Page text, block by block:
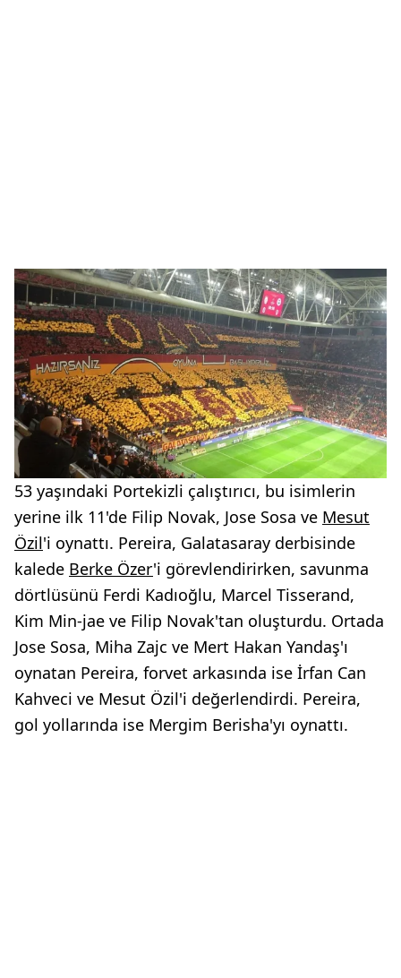
53 yaşındaki Portekizli çalıştırıcı, bu isimlerin
yerine ilk 11'de Filip Novak, Jose Sosa ve Mesut
Özil'i oynattı. Pereira, Galatasaray derbisinde
kalede Berke Özer'i görevlendirirken, savunma
dörtlüsünü Ferdi Kadıoğlu, Marcel Tisserand,
Kim Min-jae ve Filip Novak'tan oluşturdu. Ortada
Jose Sosa, Miha Zajc ve Mert Hakan Yandaş'ı
oynatan Pereira, forvet arkasında ise İrfan Can
Kahveci ve Mesut Özil'i değerlendirdi. Pereira,
gol yollarında ise Mergim Berisha'yı oynattı.